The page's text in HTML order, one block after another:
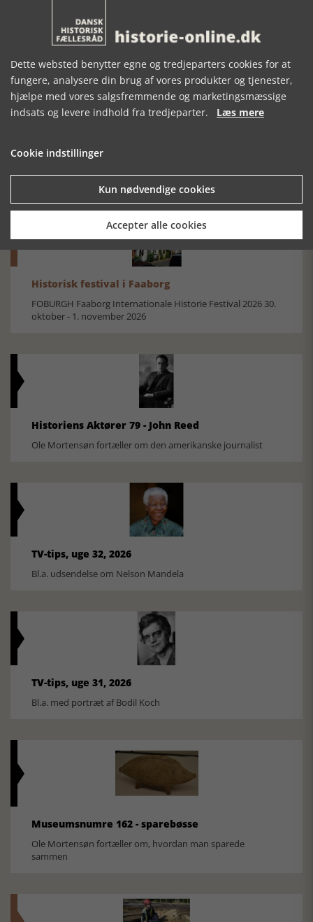
Den største samling af moselig i verden på Museum
Silkeborg Hovedgården
Historisk festival i Faaborg
FOBURGH Faaborg Internationale Historie Festival 2026 30.
oktober - 1. november 2026
Historiens Aktører 79 - John Reed
Ole Mortensøn fortæller om den amerikanske journalist
TV-tips, uge 32, 2026
Bl.a. udsendelse om Nelson Mandela
TV-tips, uge 31, 2026
Bl.a. med portræt af Bodil Koch
Museumsnumre 162 - sparebøsse
Ole Mortensøn fortæller om, hvordan man sparede
sammen
Dette websted benytter egne og tredjeparters cookies for at
fungere, analysere din brug af vores produkter og tjenester,
hjælpe med vores salgsfremmende og marketingsmæssige
indsats og levere indhold fra tredjeparter. Læs mere
Cookie indstillinger
Kun nødvendige cookies
Accepter alle cookies